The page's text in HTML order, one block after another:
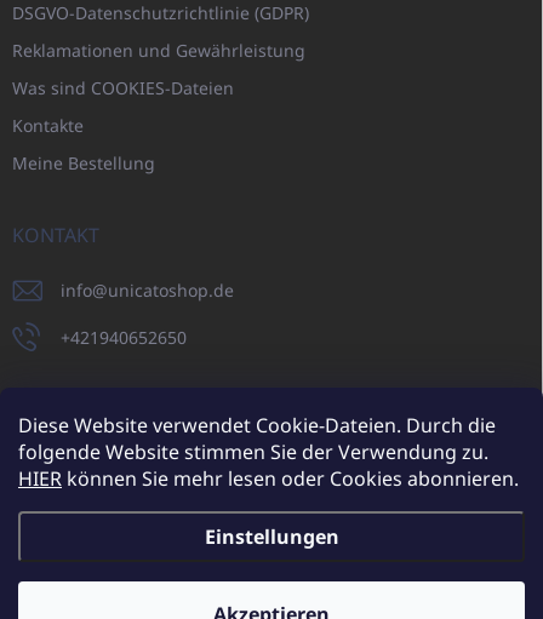
Diese Website verwendet Cookie-Dateien. Durch die
folgende Website stimmen Sie der Verwendung zu.
HIER können Sie mehr lesen oder Cookies abonnieren.
Einstellungen
DSGVO-Datenschutzrichtlinie (GDPR)
Reklamationen und Gewährleistung
Was sind COOKIES-Dateien
Kontakte
Meine Bestellung
KONTAKT
info@unicatoshop.de
+421940652650
UNICATO.sk UNICATOshop.cz UNICATO.at UNICATO.hu
UNICATOshop.pl
Copyright 2026UNICATOshop.de. Alle Rechte vorbehalten.Cookie-
Einstellungen ändern
Zusätzliche Rabatte für Großhandelskunden (bei einer